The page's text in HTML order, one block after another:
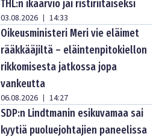
THL:n ikäarvio jäi ristiriitaiseksi
03.08.2026 | 14:33
Oikeusministeri Meri vie eläimet
rääkkääjiltä – eläintenpitokiellon
rikkomisesta jatkossa jopa
vankeutta
06.08.2026 | 14:27
SDP:n Lindtmanin esikuvamaa sai
kyytiä puoluejohtajien paneelissa